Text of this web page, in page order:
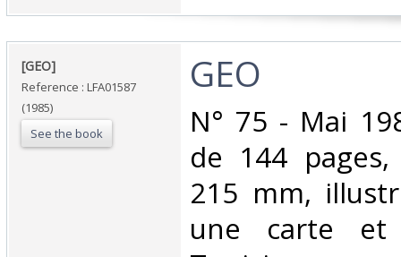
‎[GEO]‎
Reference : LFA01587
(1985)
See the book
‎GEO‎
‎N° 75 - Mai
de 144
215 mm,
une carte